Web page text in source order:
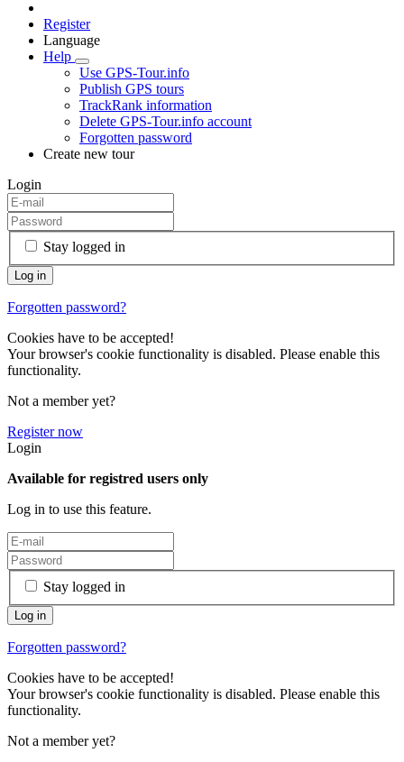
Register
Language
Help
Use GPS-Tour.info
Publish GPS tours
TrackRank information
Delete GPS-Tour.info account
Forgotten password
Create new tour
Login
Stay logged in
Forgotten password?
Cookies have to be accepted!
Your browser's cookie functionality is disabled. Please enable this
functionality.
Not a member yet?
Register now
Login
Available for registred users only
Log in to use this feature.
Stay logged in
Forgotten password?
Cookies have to be accepted!
Your browser's cookie functionality is disabled. Please enable this
functionality.
Not a member yet?